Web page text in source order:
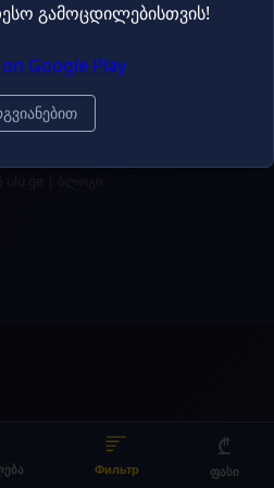
გამოცდილებისთვის!
Фильтр
₾
ფასი